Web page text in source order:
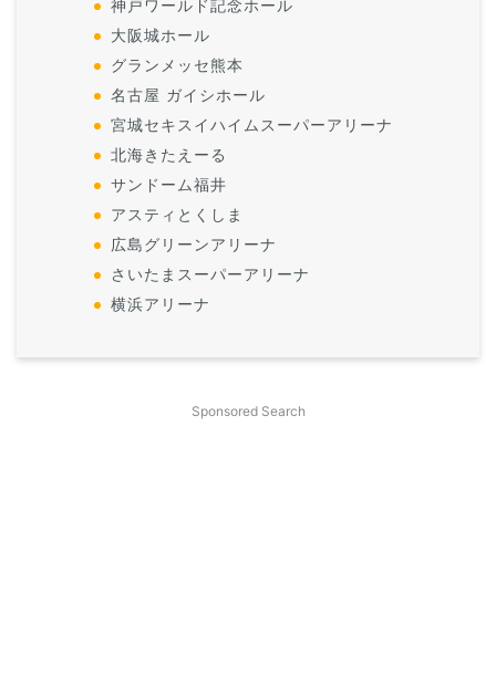
神戸ワールド記念ホール
大阪城ホール
グランメッセ熊本
名古屋 ガイシホール
宮城セキスイハイムスーパーアリーナ
北海きたえーる
サンドーム福井
アスティとくしま
広島グリーンアリーナ
さいたまスーパーアリーナ
横浜アリーナ
Sponsored Search